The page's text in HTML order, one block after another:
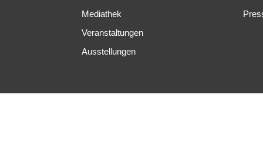
Mediathek
Veranstaltungen
Ausstellungen